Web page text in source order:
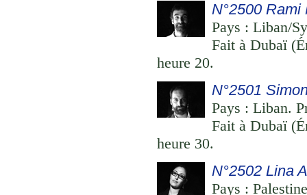
N°2500 Rami
Pays : Liban/
Fait à Dubaï
heure 20.
N°2501
Pays : Liban.
Fait à Dubaï
heure 30.
N°2502 Lina
Pays :